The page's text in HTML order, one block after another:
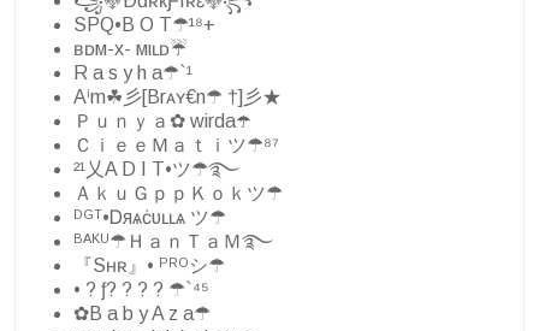
SPQ•B O T☂¹⁸+
ʙᴅм-x- мιʟᴅ☔
R a s y h a☂`¹
Aⁱm☘彡[Brᴀʏ€n☂ †]彡★
Ｐｕｎｙａ✿ wirda☂️
ＣｉｅｅＭａｔｉツ☂⁸⁷
²¹乂A D I T•ツ☂࿐
ＡｋｕＧｐｐＫｏｋツ☂
ᴰᴳᵀ•Ꭰяѧċυʟʟѧ ツ☂
ᴮᴬᴷᵁ☂ＨａｎＴａＭ࿐
『Ѕʜʀ』• ᴾᴿᴼシ☂
• ? ƒ? ? ? ? ☂`⁴⁵
✿B a b y A z a☂